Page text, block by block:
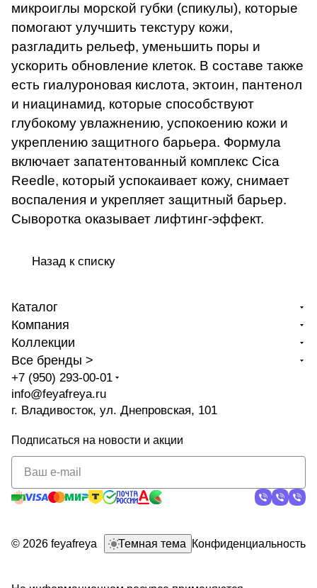
микроиглы морской губки (спикулы), которые
помогают улучшить текстуру кожи,
разгладить рельеф, уменьшить поры и
ускорить обновление клеток. В составе также
есть гиалуроновая кислота, эктоин, пантенол
и ниацинамид, которые способствуют
глубокому увлажнению, успокоению кожи и
укреплению защитного барьера. Формула
включает запатентованный комплекс Cica
Reedle, который успокаивает кожу, снимает
воспаления и укрепляет защитный барьер.
Сыворотка оказывает лифтинг-эффект.
Назад к списку
Каталог
Компания
Коллекции
Все бренды >
+7 (950) 293-00-01
info@feyafreya.ru
г. Владивосток, ул. Днепровская, 101
Подписаться на новости и акции
© 2026 feyafreya Темная тема Конфиденциальность